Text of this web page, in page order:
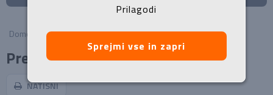
Domov / Prenosni računalniki
Prenosniki
NATISNI
Prilagodi
Sprejmi vse in zapri